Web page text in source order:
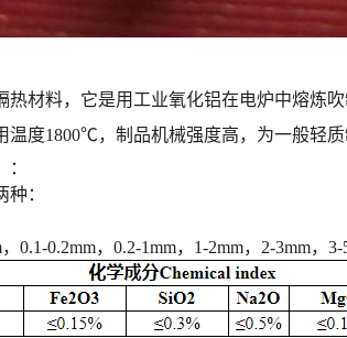
材料，它是用工业氧化铝在电炉中熔炼
温度1800℃，制品机械强度高，为一般轻
：
：
0.1-0.2mm，0.2-1mm，1-2mm，2-3mm，3-